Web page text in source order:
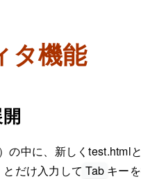
タ機能
の中に、新しくtest.html
だけ入力して Tab キー